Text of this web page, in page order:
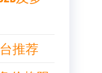
推荐